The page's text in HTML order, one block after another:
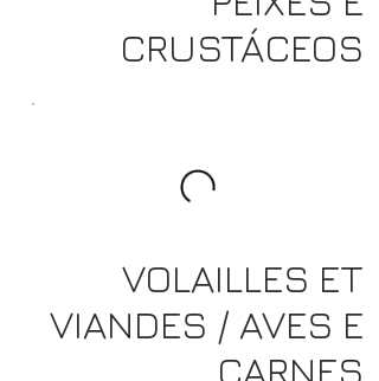
CRUSTÁCEOS
VOLAILLES ET
VIANDES / AVES E
CARNES